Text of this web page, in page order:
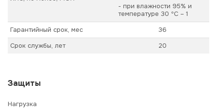
- при влажности 95% и
температуре 30 ºС – 1
Гарантийный срок, мес
36
Срок службы, лет
20
Защиты
Нагрузка